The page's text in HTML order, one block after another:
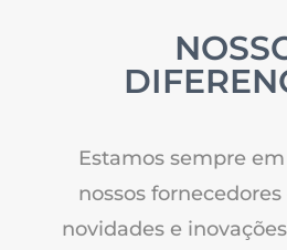
Estamos sempre
nossos
novidades e